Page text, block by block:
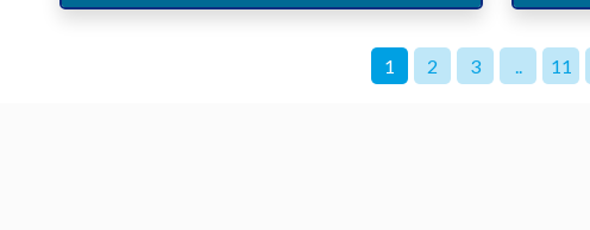
1 2 3 .. 11